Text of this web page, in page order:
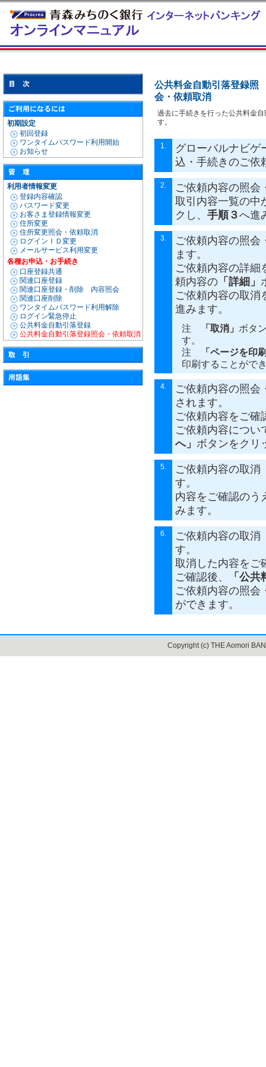
初期設定
初回登録
ワンタイムパスワード利用開始
お知らせ
利用者情報変更
登録内容確認
パスワード変更
お客さま登録情報変更
住所変更
住所変更照会・依頼取消
ログインＩＤ変更
メールサービス利用変更
各種お申込・お手続き
口座登録共通
関連口座登録
関連口座登録・削除 内容照会
関連口座削除
ワンタイムパスワード利用解除
ログイン緊急停止
公共料金自動引落登録
公共料金自動引落登録照会・依頼取消
公共料金自動引落登録照
会・依頼取消
過去に手続きを行った公共料金
す。
1.
グローバルナビ
込・手続きのご依
2.
ご依頼内容の照会
取引内容一覧の中
クし、 手順３へ進
3.
ご依頼内容の照
ます。
ご依頼内容の詳細
頼内容の 「詳細」
ご依頼内容の取消
進みます。
注 「取消」 ボタ
す。
注
「ページを印
印刷することがで
4.
ご依頼内容の照
されます。
ご依頼内容をご確
ご依頼内容につい
へ」 ボタンをクリ
5.
ご依頼内容の取
す。
内容をご確認のう
みます。
6.
ご依頼内容の取
す。
取消した内容をご
ご確認後、
「公
ご依頼内容の照
ができます。
Copyright (c) THE Aomori